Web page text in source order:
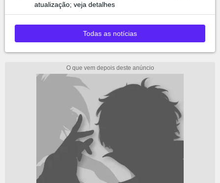
atualização; veja detalhes
Todas as notícias